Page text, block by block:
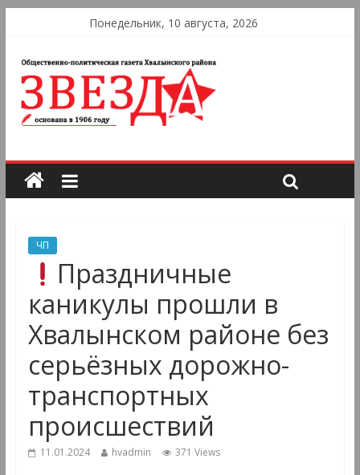
Понедельник, 10 августа, 2026
ЧП
Праздничные
каникулы прошли в
Хвалынском районе без
серьёзных дорожно-
транспортных
происшествий
11.01.2024 hvadmin 371 Views